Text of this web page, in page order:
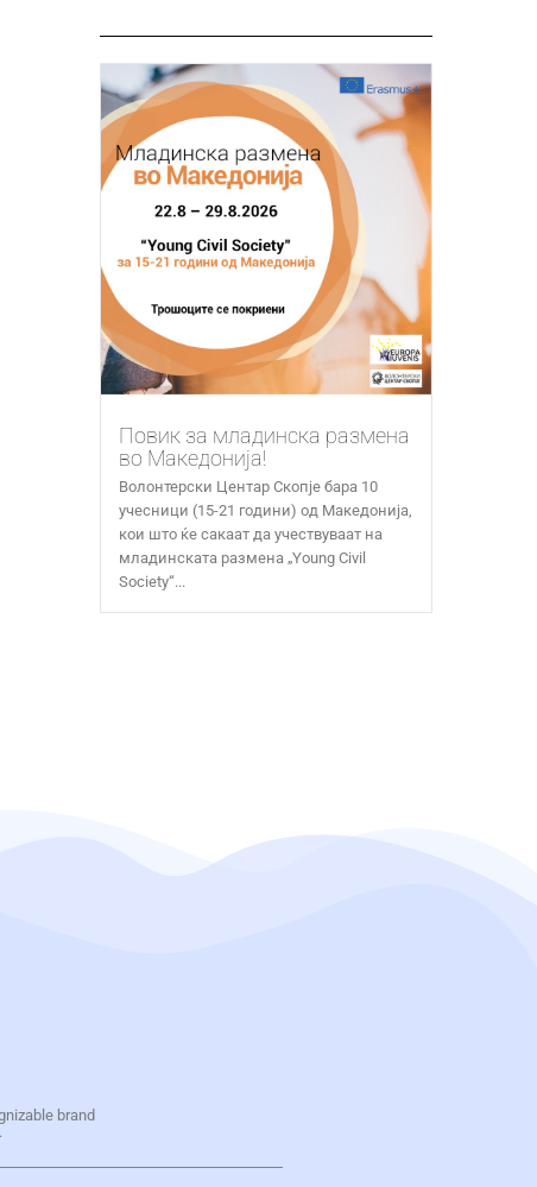
Повик за младинска размена
во Македонија!
Волонтерски Центар Скопје бара 10
учесници (15-21 години) од Македонија,
кои што ќе сакаат да учествуваат на
младинската размена „Young Civil
Society“...
brand